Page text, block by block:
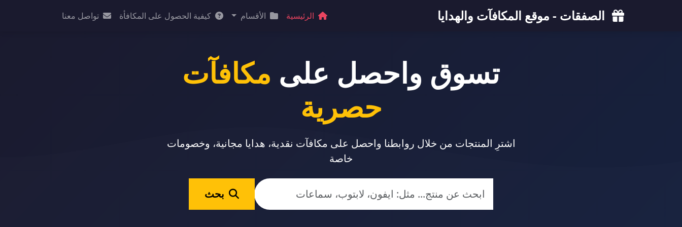
الصفقات - موقع المكافآت والهدايا الرئيسية الأقسام كيفية الحصول على المكافأة تواصل معنا
تسوق واحصل على مكافآت
حصرية
اشترِ المنتجات من خلال روابطنا واحصل على مكافآت نقدية، هدايا مجانية، وخصومات
خاصة
بحث